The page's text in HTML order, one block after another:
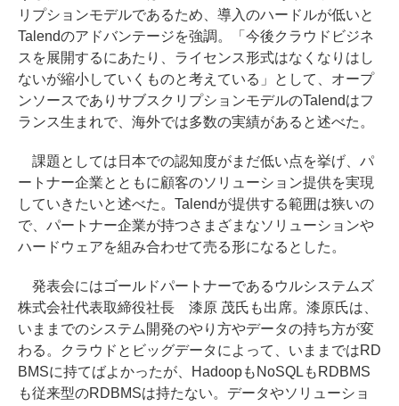
リプションモデルであるため、導入のハードルが低いと
Talendのアドバンテージを強調。「今後クラウドビジネ
スを展開するにあたり、ライセンス形式はなくなりはし
ないが縮小していくものと考えている」として、オープ
ンソースでありサブスクリプションモデルのTalendはフ
ランス生まれで、海外では多数の実績があると述べた。
課題としては日本での認知度がまだ低い点を挙げ、パ
ートナー企業とともに顧客のソリューション提供を実現
していきたいと述べた。Talendが提供する範囲は狭いの
で、パートナー企業が持つさまざまなソリューションや
ハードウェアを組み合わせて売る形になるとした。
発表会にはゴールドパートナーであるウルシステムズ
株式会社代表取締役社長 漆原 茂氏も出席。漆原氏は、
いままでのシステム開発のやり方やデータの持ち方が変
わる。クラウドとビッグデータによって、いままではRD
BMSに持てばよかったが、HadoopもNoSQLもRDBMS
も従来型のRDBMSは持たない。データやソリューショ